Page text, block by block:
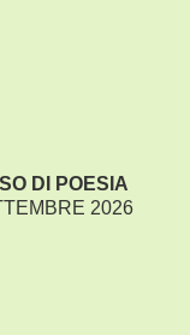
DI POESIA
2026